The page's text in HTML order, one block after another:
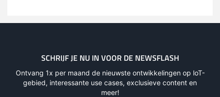
SCHRIJF JE NU IN VOOR DE NEWSFLASH
Ontvang 1x per maand de nieuwste ontwikkelingen op loT-
gebied, interessante use cases, exclusieve content en
meer!